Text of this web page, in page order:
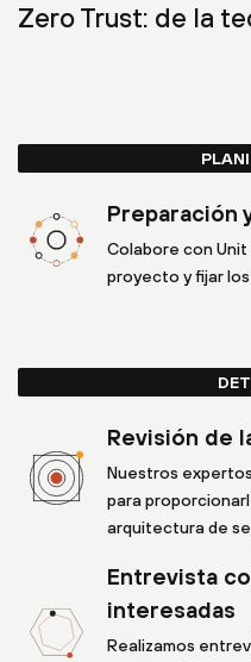
Zero Trust: de la
Preparación
Colabore con
proyecto y fijar
Revisión de
Nuestros
para
arquitectura de
Entrevista
interesadas
Realizamos